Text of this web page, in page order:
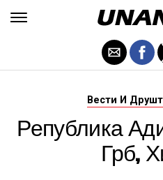
Вести И
Република
Грб,